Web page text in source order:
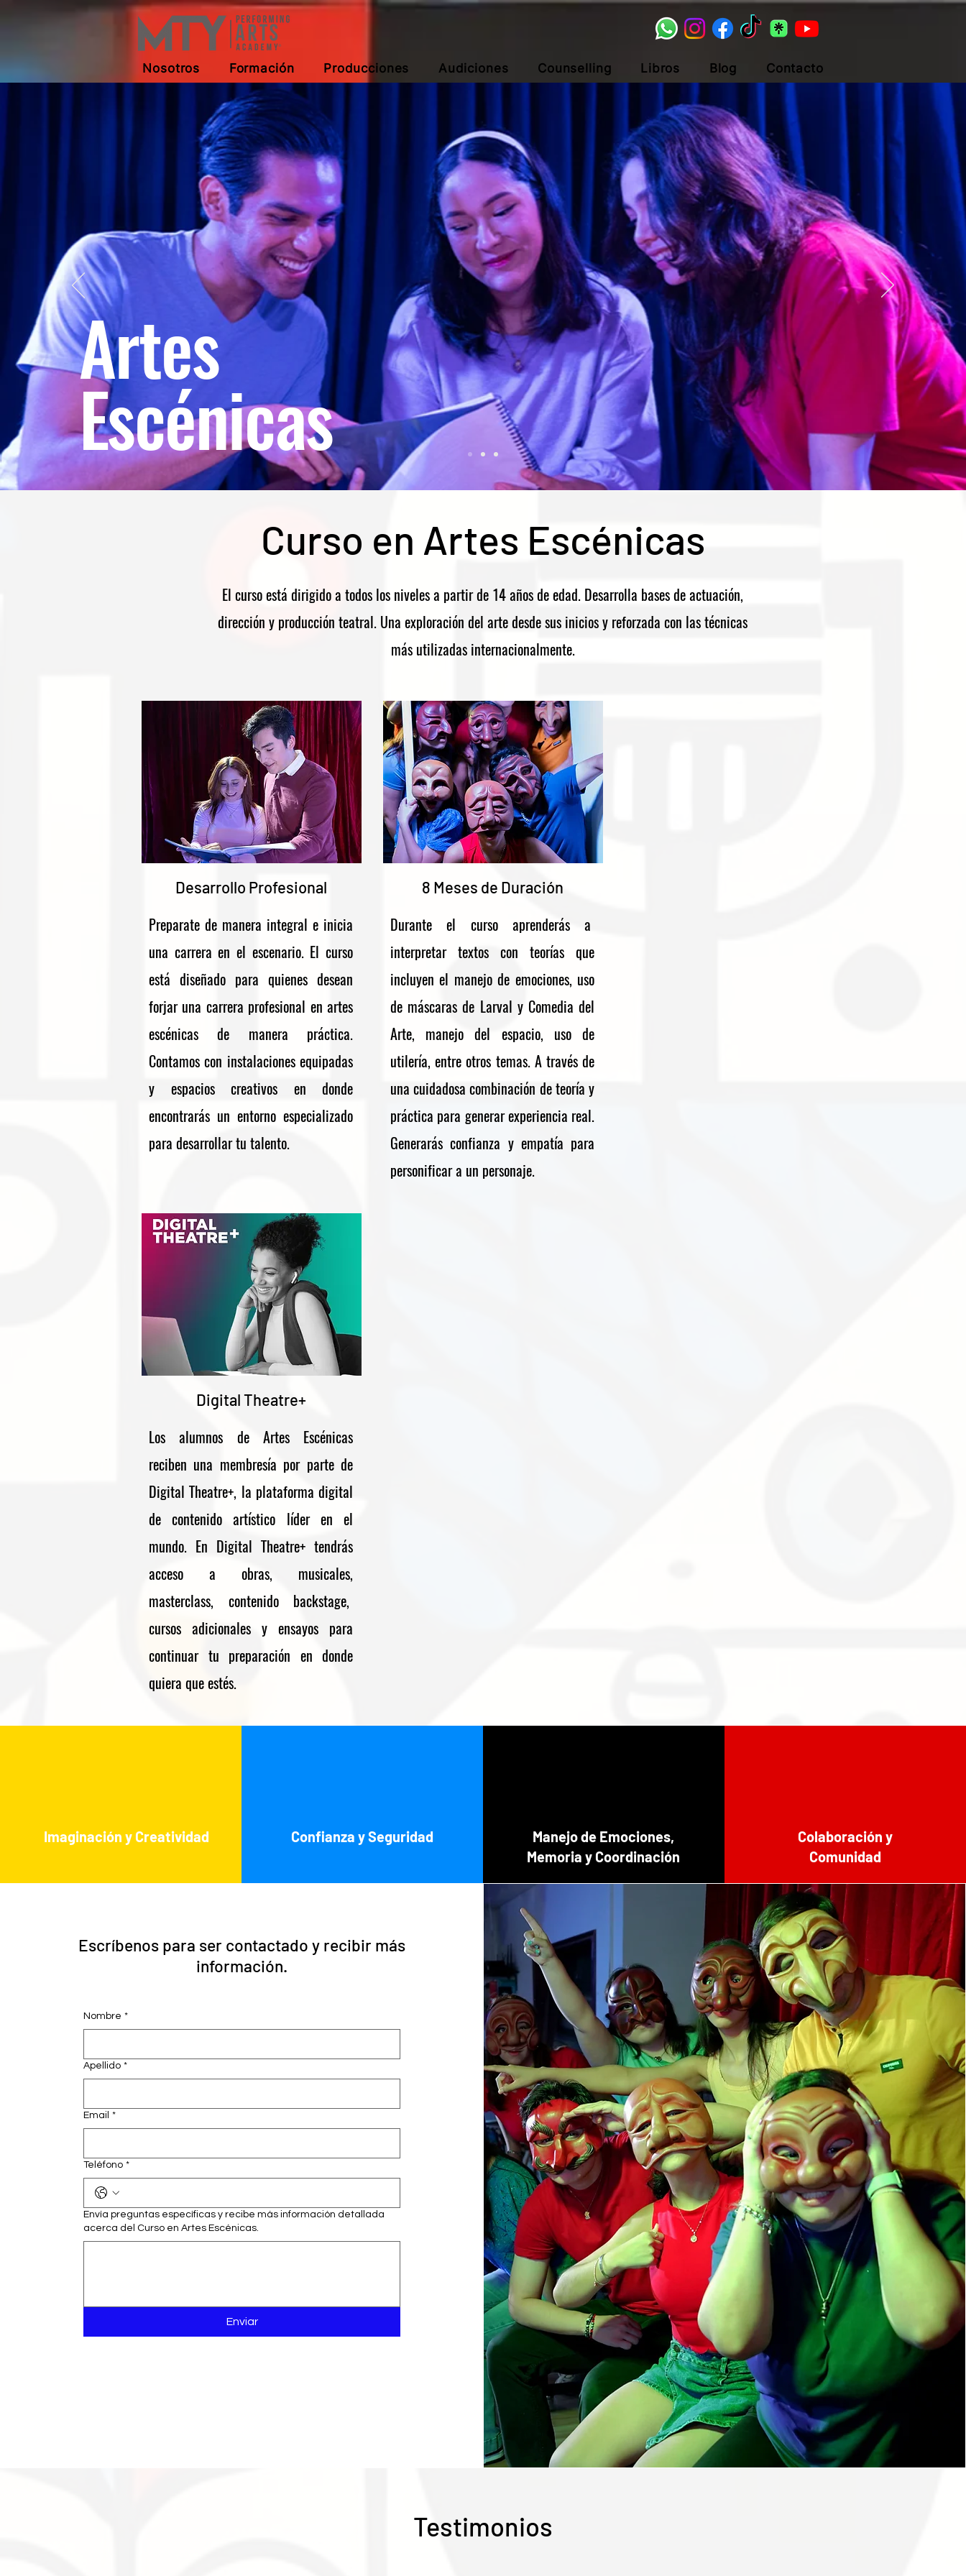
Nosotros Formación Producciones Audiciones Counselling Libros Blog Contacto
Artes
Escénicas
Curso en Artes Escénicas
El curso está dirigido a todos los niveles a partir de 14 años de edad. Desarrolla bases de actuación,
dirección y producción teatral. Una exploración del arte desde sus inicios y reforzada con las técnicas
más utilizadas internacionalmente.
Desarrollo Profesional
Preparate de manera integral e inicia
una carrera en el escenario. El curso
está diseñado para quienes desean
forjar una carrera profesional en artes
escénicas de manera práctica.
Contamos con instalaciones equipadas
y espacios creativos en donde
encontrarás un entorno especializado
para desarrollar tu talento.
8 Meses de Duración
Durante el curso aprenderás a
interpretar textos con teorías que
incluyen el manejo de emociones, uso
de máscaras de Larval y Comedia del
Arte, manejo del espacio, uso de
utilería, entre otros temas. A través de
una cuidadosa combinación de teoría y
práctica para generar experiencia real.
Generarás confianza y empatía para
personificar a un personaje.
Digital Theatre+
Los alumnos de Artes Escénicas
reciben una membresía por parte de
Digital Theatre+, la plataforma digital
de contenido artístico líder en el
mundo. En Digital Theatre+ tendrás
acceso a obras, musicales,
masterclass, contenido backstage,
cursos adicionales y ensayos para
continuar tu preparación en donde
quiera que estés.
Imaginación y Creatividad Confianza y Seguridad
Manejo de Emociones,
Memoria y Coordinación
Colaboración y
Comunidad
Escríbenos para ser contactado y recibir más
información.
Nombre *
Apellido *
Email *
Teléfono *
Envía preguntas específicas y recibe más información detallada
acerca del Curso en Artes Escénicas.
Enviar
Testimonios